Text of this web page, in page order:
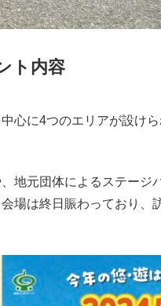
ト内容
心に4つのエリアが設け
地元団体によるステージ
場は終日賑わっており、